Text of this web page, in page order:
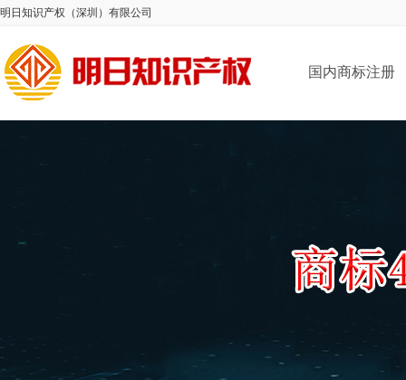
明日知识产权（深圳）有限公司
国内商标注册